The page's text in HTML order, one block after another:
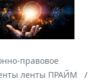
правовое
ленты ПРАЙМ